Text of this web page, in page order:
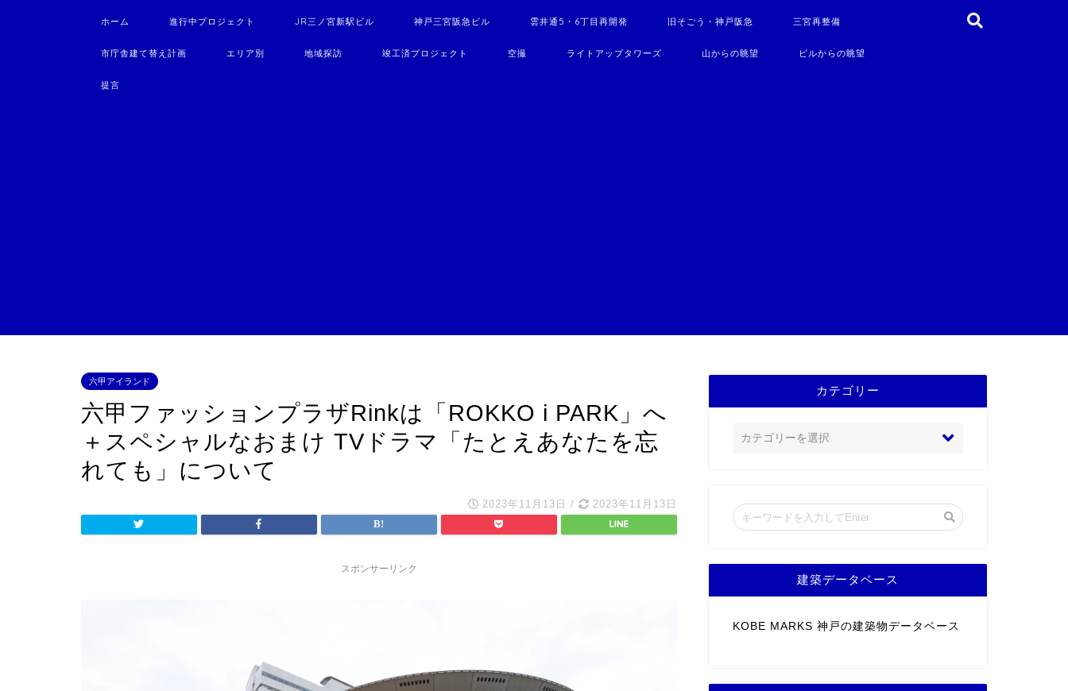
ホーム 進行中プロジェクト JR三ノ宮新駅ビル 神戸三宮阪急ビル 雲井通5・6丁目再開発 旧そごう・神戸阪急 三宮再整備
市庁舎建て替え計画 エリア別 地域探訪 竣工済プロジェクト 空撮 ライトアップタワーズ 山からの眺望 ビルからの眺望
提言
六甲アイランド
六甲ファッションプラザRinkは「ROKKO i PARK」へ
＋スペシャルなおまけ TVドラマ「たとえあなたを忘
れても」について
2023年11月13日 / 2023年11月13日
スポンサーリンク
カテゴリー
建築データベース
KOBE MARKS 神戸の建築物データベース